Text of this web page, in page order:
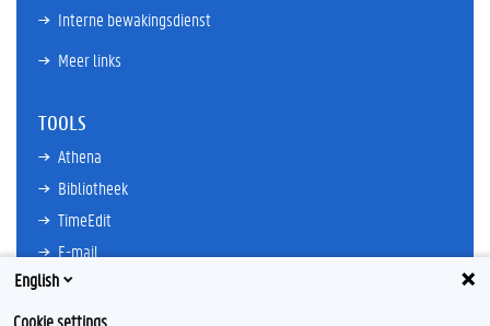
Interne bewakingsdienst
Meer links
TOOLS
Athena
Bibliotheek
TimeEdit
E-mail
Ufora
Oasis
English
Cookie settings